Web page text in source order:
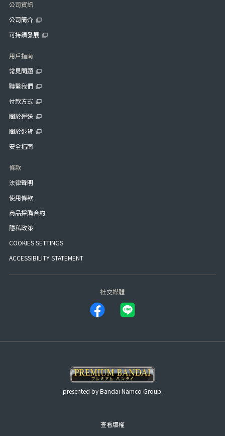
公司資訊
公司簡介
可持續發展
用戶指南
常見問題
聯繫我們
付款方式
關於運送
關於退貨
安全指南
條款
法律聲明
使用條款
商品採購合約
隱私政策
COOKIES SETTINGS
ACCESSIBILITY STATEMENT
社交媒體
presented by Bandai Namco Group.
查看版權